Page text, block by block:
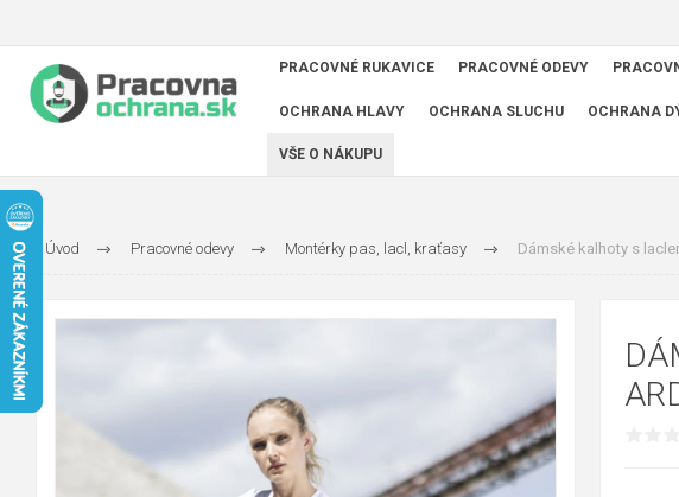
PRACOVNÉ RUKAVICE PRACOVNÉ ODEVY
OCHRANA HLAVY OCHRANA SLUCHU OCHRANA
VŠE O NÁKUPU
Úvod Pracovné odevy Montérky pas, lacl, kraťasy Dámské kalhoty s